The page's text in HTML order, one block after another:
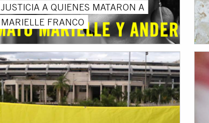
JUSTICIA A QUIENES MATARON A
MARIELLE FRANCO